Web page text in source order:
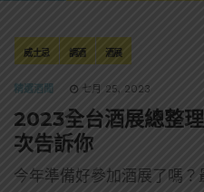
美國正式恢復蘇格蘭威士
威士忌 調酒 酒展
精選酒聞 七月 25, 2023
2023全台酒展總整
次告訴你
今年準備好參加酒展了嗎？